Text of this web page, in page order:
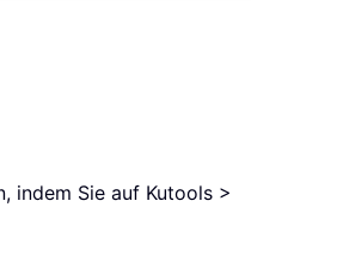
indem Sie auf Kutools >